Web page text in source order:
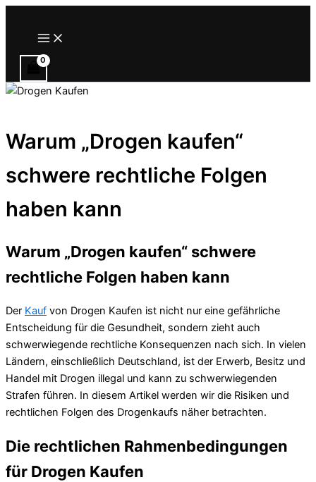
Main
Menu
Warum „Drogen kaufen“
schwere rechtliche Folgen
haben kann
Warum „Drogen kaufen“ schwere
rechtliche Folgen haben kann
Der Kauf von Drogen Kaufen ist nicht nur eine gefährliche
Entscheidung für die Gesundheit, sondern zieht auch
schwerwiegende rechtliche Konsequenzen nach sich. In vielen
Ländern, einschließlich Deutschland, ist der Erwerb, Besitz und
Handel mit Drogen illegal und kann zu schwerwiegenden
Strafen führen. In diesem Artikel werden wir die Risiken und
rechtlichen Folgen des Drogenkaufs näher betrachten.
Die rechtlichen Rahmenbedingungen
für Drogen Kaufen